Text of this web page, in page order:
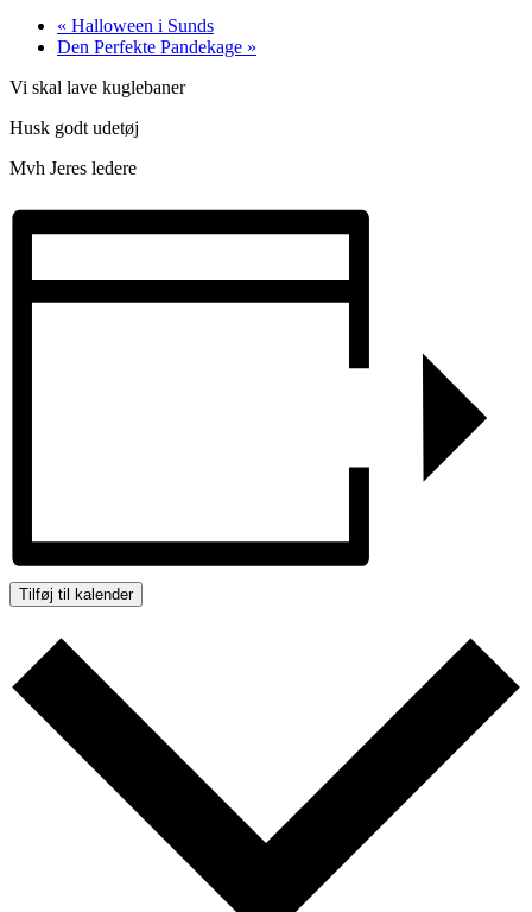
« Halloween i Sunds
Den Perfekte Pandekage »
Vi skal lave kuglebaner
Husk godt udetøj
Mvh Jeres ledere
Tilføj til kalender